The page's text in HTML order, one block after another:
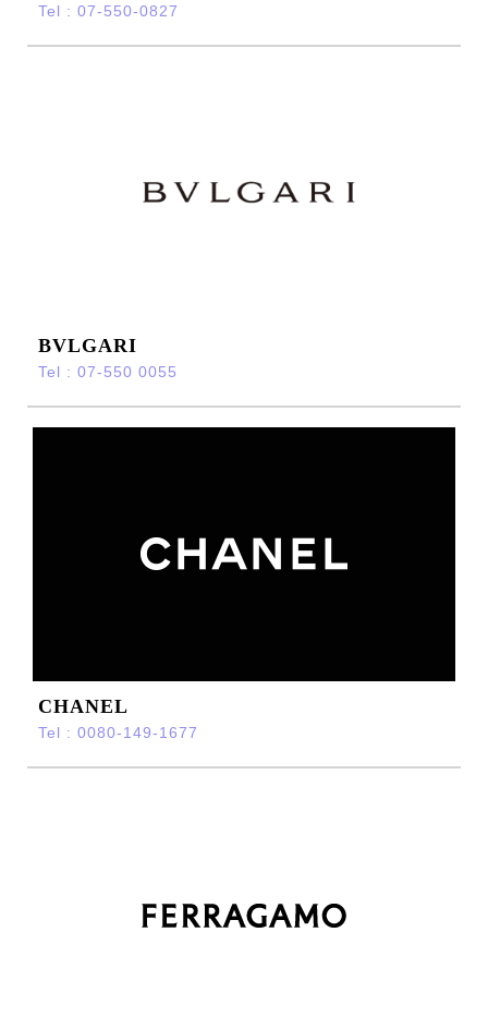
Tel : 07-550-0827
BVLGARI
Tel : 07-550 0055
CHANEL
Tel : 0080-149-1677